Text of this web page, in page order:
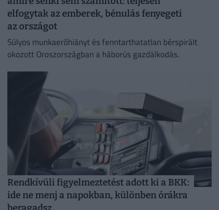
elfogytak az emberek, bénulás fenyegeti
az országot
Súlyos munkaerőhiányt és fenntarthatatlan bérspirált
okozott Oroszországban a háborús gazdálkodás.
Rendkívüli figyelmeztetést adott ki a BKK:
ide ne menj a napokban, különben órákra
beragadsz